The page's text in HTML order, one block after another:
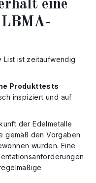
eine
LBMA-
List ist zeitaufwendig
Produkttests
inspiziert und auf
der Edelmetalle
gemäß den Vorgaben
wurden. Eine